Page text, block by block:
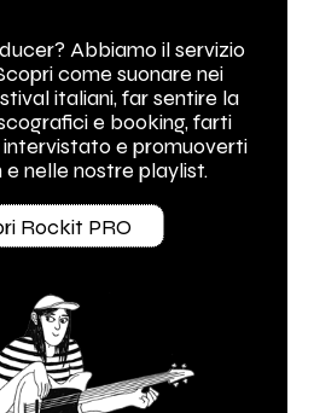
Abbiamo il servizio
come suonare nei
italiani, far sentire la
e booking, farti
intervistato e promuoverti
nelle nostre playlist.
Rockit PRO